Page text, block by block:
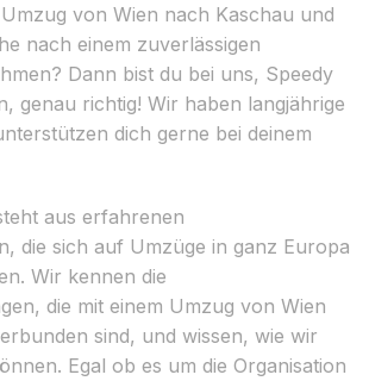
von Wien nach Kaschau und
nach einem zuverlässigen
Dann bist du bei uns, Speedy
genau richtig! Wir haben langjährige
dich gerne bei deinem
aus erfahrenen
die sich auf Umzüge in ganz Europa
Wir kennen die
die mit einem Umzug von Wien
sind, und wissen, wie wir
Egal ob es um die Organisation